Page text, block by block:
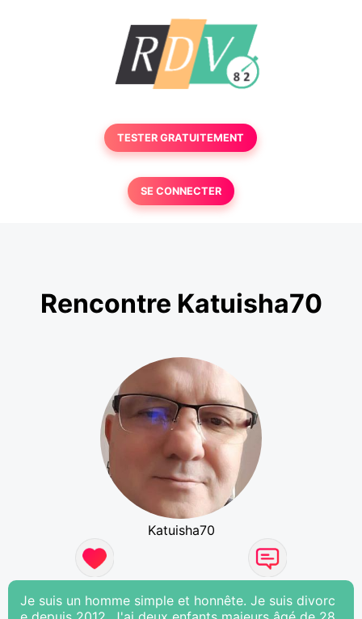
TESTER GRATUITEMENT
SE CONNECTER
Rencontre Katuisha70
Katuisha70
Je suis un homme simple et honnête. Je suis divorc